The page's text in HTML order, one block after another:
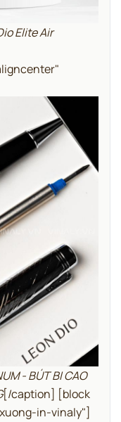
Elite Air
- BÚT BI CAO
[/caption] [block
in-vinaly"]